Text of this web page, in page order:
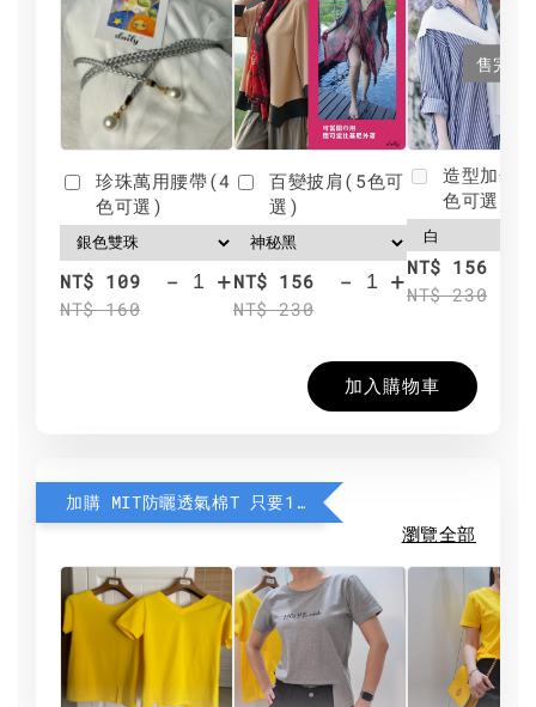
珍珠萬用腰帶(4
色可選)
NT$ 109
NT$ 160
- +
百變披肩(5色可
選)
NT$ 156
NT$ 230
- +
售完
造型加分
色可選)
NT$ 156
NT$ 230
加入購物車
加購 MIT防曬透氣棉T 只要190元
瀏覽全部